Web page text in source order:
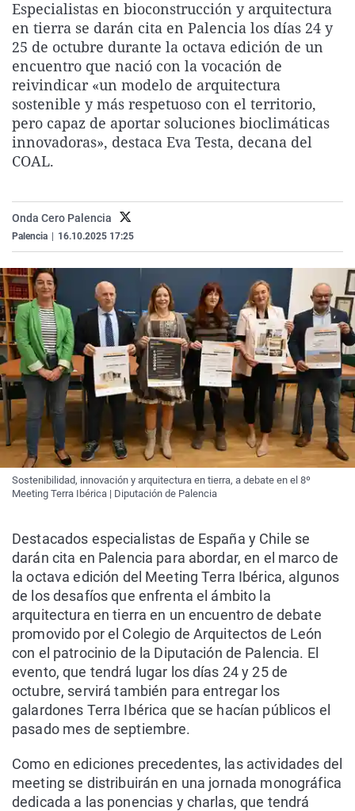
La rosa de los vientos
Gente viajera
Como el perro y el
Caso
Retornados
Equipo de
Operación Viuda
Extremadura
Galicia
La Rioja
Navarra
País Vasco
Virales
Televisión
Elecciones
Especialistas en bioconstrucción y arquitectura
en tierra se darán cita en Palencia los días 24 y
25 de octubre durante la octava edición de un
encuentro que nació con la vocación de
reivindicar «un modelo de arquitectura
sostenible y más respetuoso con el territorio,
pero capaz de aportar soluciones bioclimáticas
innovadoras», destaca Eva Testa, decana del
COAL.
Onda Cero Palencia
Palencia 16.10.2025 17:25
Sostenibilidad, innovación y arquitectura en tierra, a debate en el 8º
Meeting Terra Ibérica | Diputación de Palencia
Destacados especialistas de España y Chile se
darán cita en Palencia para abordar, en el marco de
la octava edición del Meeting Terra Ibérica, algunos
de los desafíos que enfrenta el ámbito la
arquitectura en tierra en un encuentro de debate
promovido por el Colegio de Arquitectos de León
con el patrocinio de la Diputación de Palencia. El
evento, que tendrá lugar los días 24 y 25 de
octubre, servirá también para entregar los
galardones Terra Ibérica que se hacían públicos el
pasado mes de septiembre.
Como en ediciones precedentes, las actividades del
meeting se distribuirán en una jornada monográfica
dedicada a las ponencias y charlas, que tendrá